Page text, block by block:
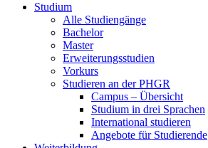
Studium
Alle Studiengänge
Bachelor
Master
Erweiterungsstudien
Vorkurs
Studieren an der PHGR
Campus – Übersicht
Studium in drei Sprachen
International studieren
Angebote für Studierende